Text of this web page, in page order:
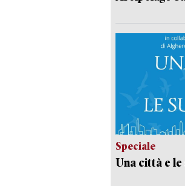
Speciale
Una città e